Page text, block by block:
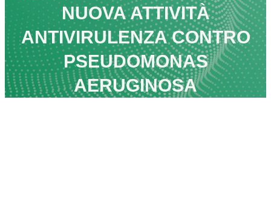
NUOVA ATTIVITÀ
ANTIVIRULENZA CONTRO
PSEUDOMONAS
AERUGINOSA